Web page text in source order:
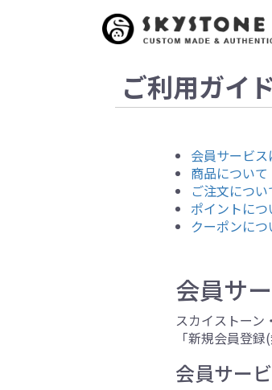
ご利用ガイ
会員サービス
商品について
ご注文につい
ポイントにつ
クーポンにつ
会員サ
スカイストーン
「新規会員登
会員サー